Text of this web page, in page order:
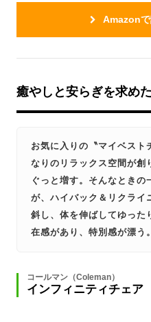
Amazonで
癒やしと安らぎを求め
お気に入りの〝マイベスト
なりのリラックス空間が創
ぐっと増す。そんなとき
が、ハイバック＆リクライ
斜し、体を伸ばしてゆった
在感があり、特別感が漂う。
コールマン（Coleman）
インフィニティチェア